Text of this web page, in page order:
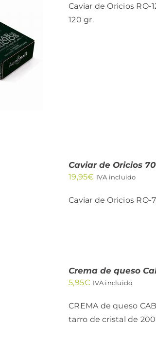
/
Caviar de Oricios
120 gr.
Caviar de Oricios
19,95€ IVA incluido
Caviar de Oricios
Crema de queso
5,95€ IVA incluido
CREMA de queso
tarro de cristal de